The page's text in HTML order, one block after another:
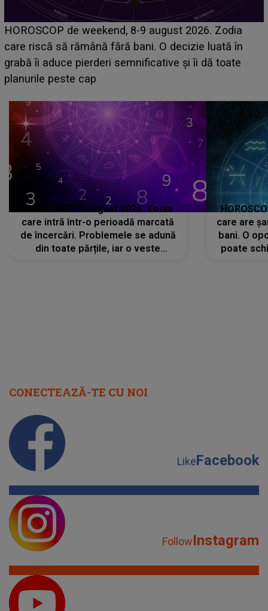
Emanuel a ținut ACEST DETALIU ASCUNS până
acum! În fața Alexandrei, concurentul din Casa Iubirii
face o MĂRTURISIRE NEAȘTEPTATĂ despre mama
sa: "I-am spus și ei în față, eu nu te iubesc pentru
HOROSCOP 7 august 2026. Zodia
care intră într-o perioadă marcată
de încercări. Problemele se adună
din toate părțile, iar o veste
care are
bani. O
poate
CONECTEAZĂ-TE CU NOI
LikeFacebook
FollowInstagram